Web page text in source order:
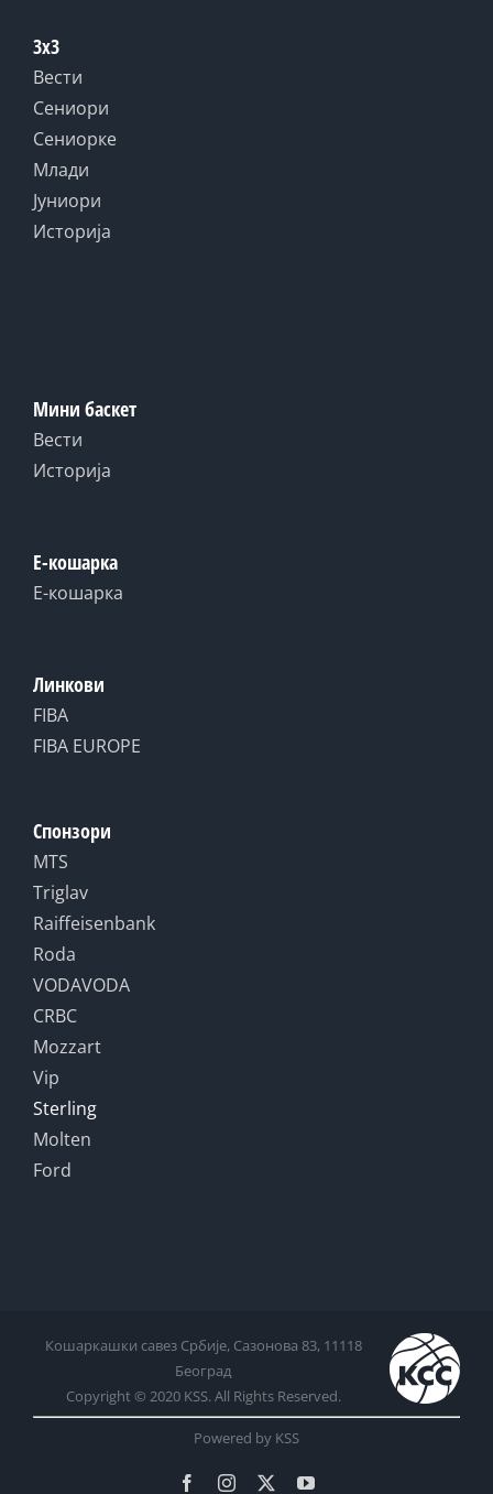
3x3
Вести
Сениори
Сениорке
Млади
Јуниори
Историја
Мини баскет
Вести
Историја
Е-кошарка
Е-кошарка
Линкови
FIBA
FIBA EUROPE
Спонзори
MTS
Triglav
Raiffeisenbank
Roda
VODAVODA
CRBC
Mozzart
Vip
Sterling
Molten
Ford
Кошаркашки савез Србије, Сазонова 83, 11118
Београд
Copyright © 2020 KSS. All Rights Reserved.
Powered by KSS
FacebookInstagram YouTube